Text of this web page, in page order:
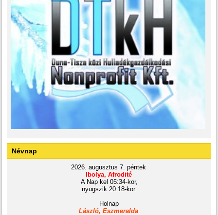
Névnap
2026. augusztus 7. péntek
Ibolya, Afrodité
A Nap kel 05:34-kor,
nyugszik 20:18-kor.
Holnap
László, Eszmeralda